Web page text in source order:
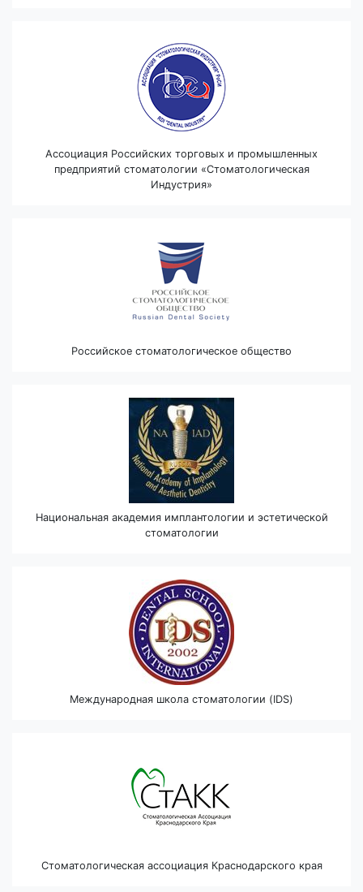
Ассоциация Российских торговых и промышленных
предприятий стоматологии «Стоматологическая
Индустрия»
Российское стоматологическое общество
Национальная академия имплантологии и эстетической
стоматологии
Международная школа стоматологии (IDS)
Стоматологическая ассоциация Краснодарского края